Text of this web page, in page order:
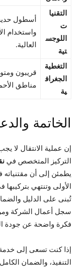
التقنيا
ت
اللوجس
تية
أسطول
واستخدام
العالية.
التغطية
الجغراف
ية
مناطق
الخاتمة
إن عملية الانتقال لا
التركيز المتخصص في
يطمئن إلى أن مقتنياته
الأولى وتنتهي
تُبنى على الدليل
سجل أعمال الشركة
فكرة واضحة عن جودة
إذا كنت تسعى إلى خدمة
التنفيذ، والضمان